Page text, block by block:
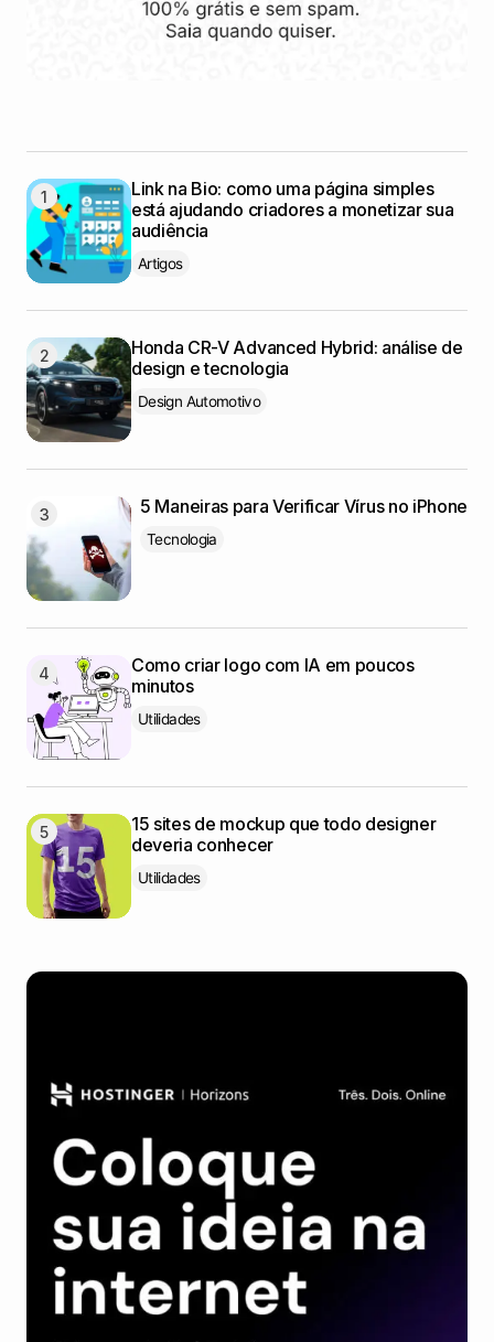
Link na Bio: como uma página simples
está ajudando criadores a monetizar sua
audiência
Artigos
Honda CR-V Advanced Hybrid: análise de
design e tecnologia
Design Automotivo
5 Maneiras para Verificar Vírus no iPhone
Tecnologia
Como criar logo com IA em poucos
minutos
Utilidades
15 sites de mockup que todo designer
deveria conhecer
Utilidades